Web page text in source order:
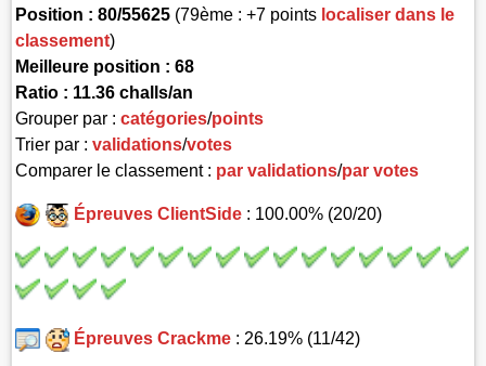
Position : 80/55625 (79ème : +7 points localiser dans le
classement)
Meilleure position : 68
Ratio : 11.36 challs/an
Grouper par :catégories/points
Trier par :validations/votes
Comparer le classement : par validations/par votes
Épreuves ClientSide: 100.00% (20/20)
Épreuves Crackme: 26.19% (11/42)